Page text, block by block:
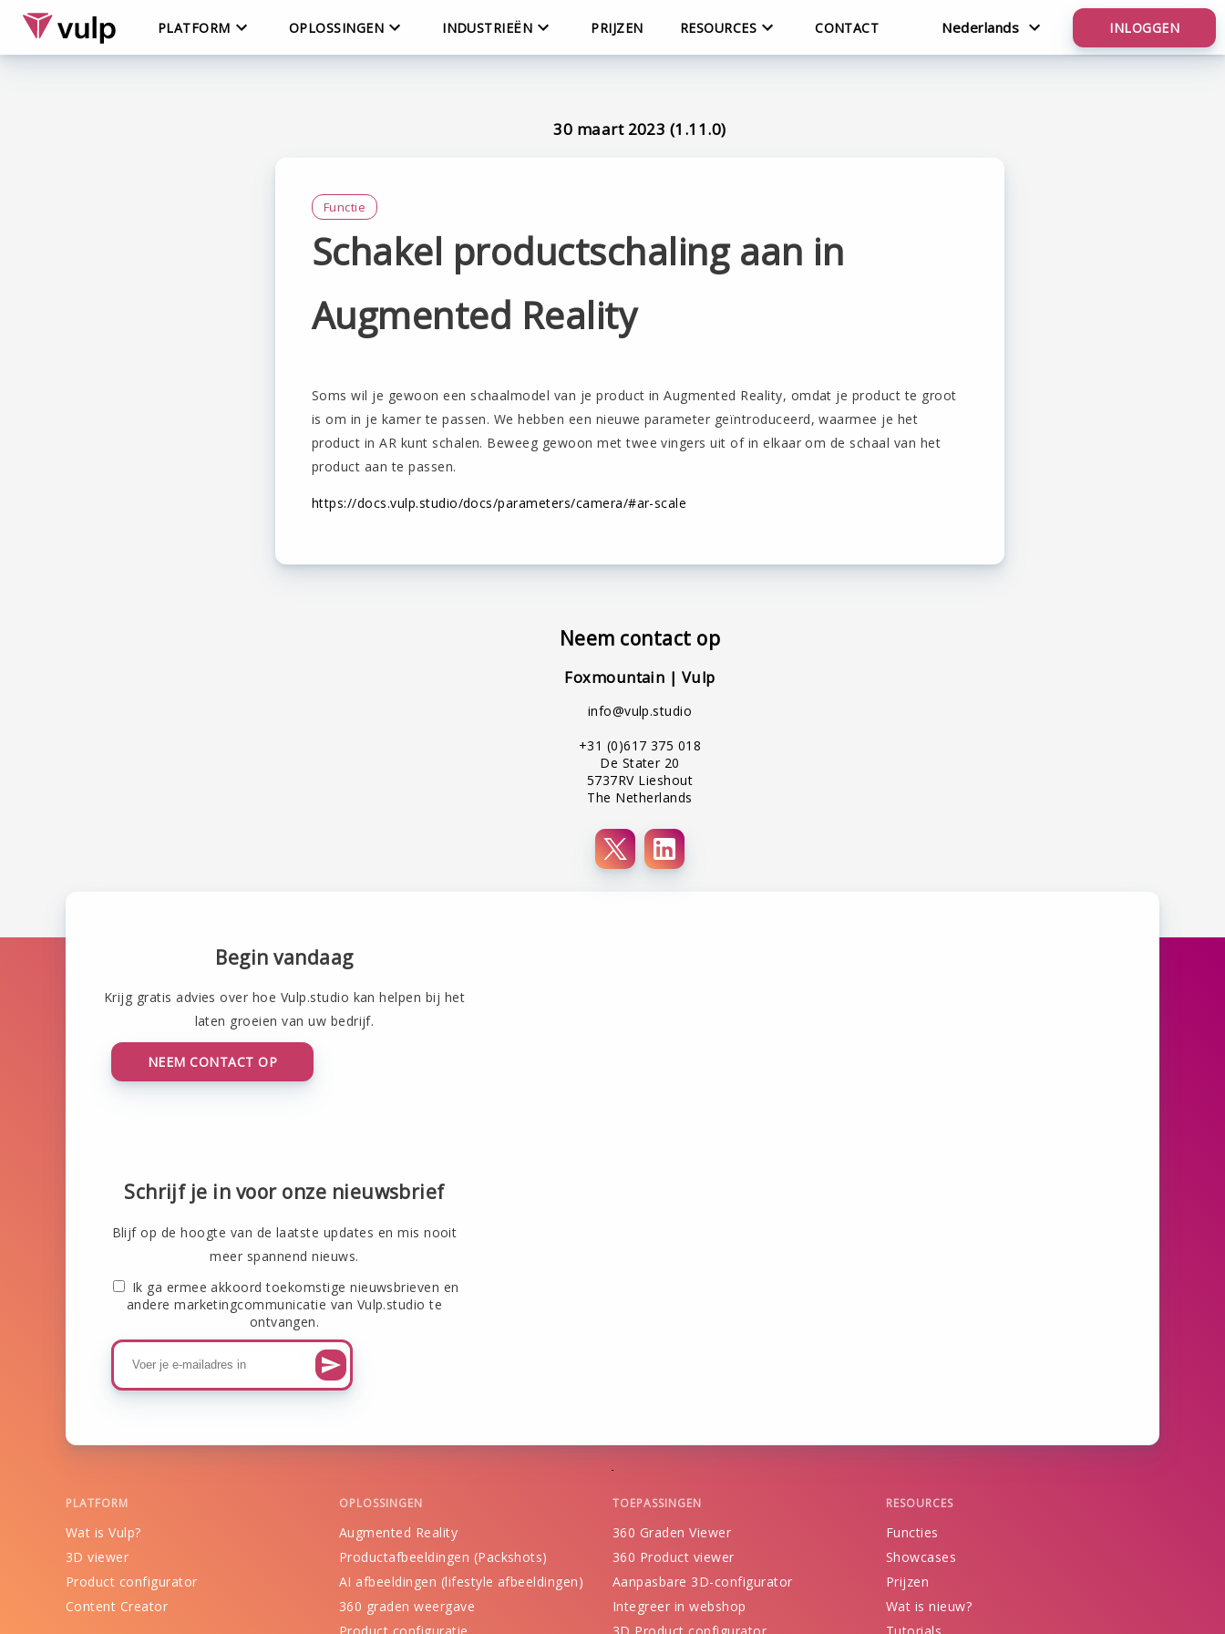
PLATFORM OPLOSSINGEN INDUSTRIEËN PRIJZEN RESOURCES CONTACT Nederlands INLOGGEN
30 maart 2023 (1.11.0)
Functie
Schakel productschaling aan in
Augmented Reality
Soms wil je gewoon een schaalmodel van je product in Augmented Reality, omdat je product te groot
is om in je kamer te passen. We hebben een nieuwe parameter geïntroduceerd, waarmee je het
product in AR kunt schalen. Beweeg gewoon met twee vingers uit of in elkaar om de schaal van het
product aan te passen.
https://docs.vulp.studio/docs/parameters/camera/#ar-scale
Neem contact op
Foxmountain | Vulp
info@vulp.studio
+31 (0)617 375 018
De Stater 20
5737RV Lieshout
The Netherlands
Begin vandaag
Krijg gratis advies over hoe Vulp.studio kan helpen bij het
laten groeien van uw bedrijf.
NEEM CONTACT OP
Schrijf je in voor onze nieuwsbrief
Blijf op de hoogte van de laatste updates en mis nooit
meer spannend nieuws.
Ik ga ermee akkoord toekomstige nieuwsbrieven en
andere marketingcommunicatie van Vulp.studio te
ontvangen.
PLATFORM
Wat is Vulp?
3D viewer
Product configurator
Content Creator
OPLOSSINGEN
Augmented Reality
Productafbeeldingen (Packshots)
AI afbeeldingen (lifestyle afbeeldingen)
360 graden weergave
TOEPASSINGEN
360 Graden Viewer
360 Product viewer
Aanpasbare 3D-configurator
Integreer in webshop
RESOURCES
Functies
Showcases
Prijzen
Wat is nieuw?